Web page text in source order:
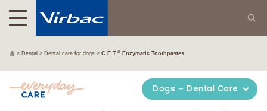
홈 Dental Dental care for dogs C.E.T.® Enzymatic Toothpastes
Dogs - Dental Care